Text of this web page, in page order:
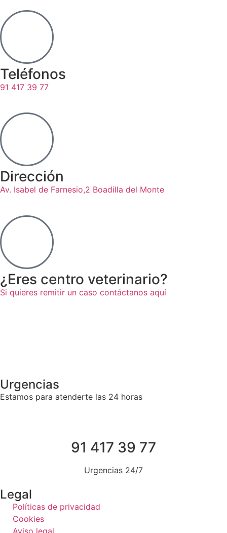
Teléfonos
91 417 39 77
Dirección
Av. Isabel de Farnesio,2 Boadilla del Monte
¿Eres centro veterinario?
Si quieres remitir un caso contáctanos aquí
Urgencias
Estamos para atenderte las 24 horas
91 417 39 77
Urgencias 24/7
Legal
Políticas de privacidad
Cookies